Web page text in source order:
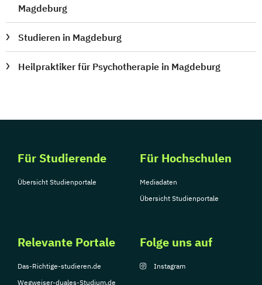
Magdeburg
Studieren in Magdeburg
Heilpraktiker für Psychotherapie in Magdeburg
Für Studierende
Übersicht Studienportale
Für Hochschulen
Mediadaten
Übersicht Studienportale
Relevante Portale
Das-Richtige-studieren.de
Wegweiser-duales-Studium.de
Folge uns auf
Instagram